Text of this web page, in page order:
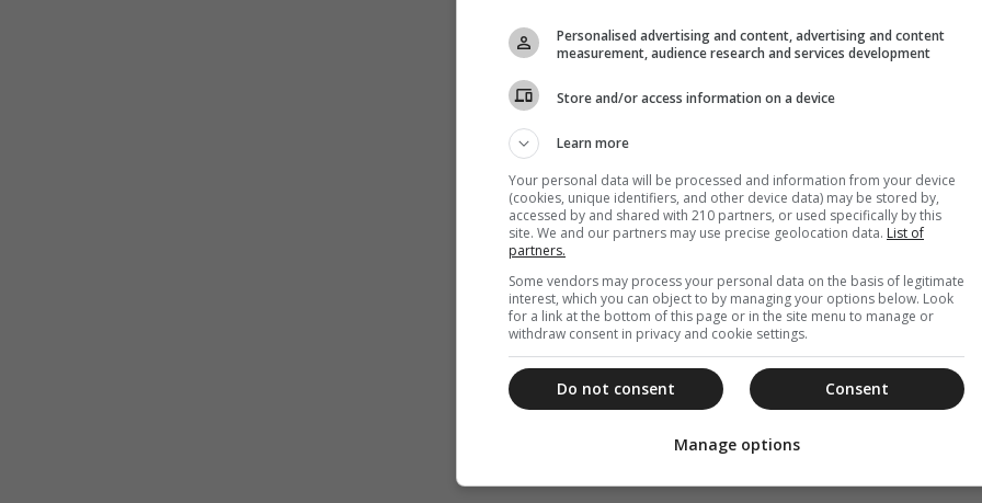
Personalised advertising and content, advertising and content
measurement, audience research and services development
Store and/or access information on a device
Learn more
Your personal data will be processed and information from your device
(cookies, unique identifiers, and other device data) may be stored by,
accessed by and shared with 210 partners, or used specifically by this
site. We and our partners may use precise geolocation data. List of
partners.
Some vendors may process your personal data on the basis of legitimate
interest, which you can object to by managing your options below. Look
for a link at the bottom of this page or in the site menu to manage or
withdraw consent in privacy and cookie settings.
Consent
Do not consent
Manage options